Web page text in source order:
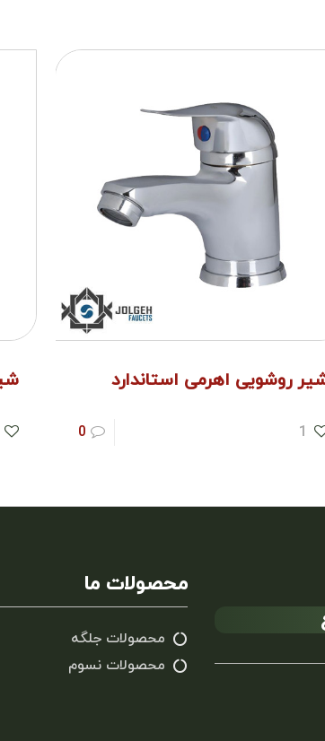
روشویی اهرمی استاندارد
1
0
محصولات ما
محصولات جلگه
محصولات نسوم